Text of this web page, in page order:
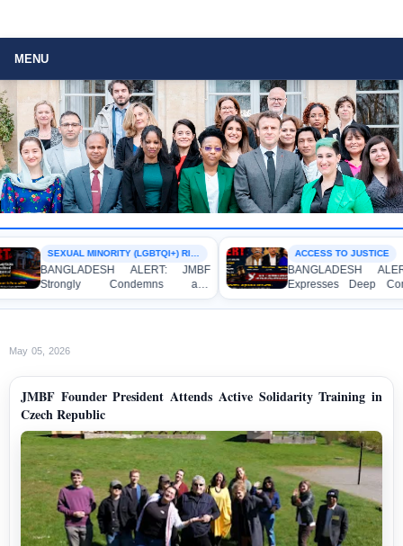
MENU
SEXUAL MINORITY (LGBTQI+) RIGHTS
BANGLADESH ALERT: JMBF
Strongly Condemns and
Expresses Deep Concern over the
Detention of Two Individuals on
ACCESS TO JUSTICE
BANGLADESH
Expresses Deep
Strong Condemnation
Indictment of Four
May 05, 2026
JMBF Founder President Attends Active Solidarity Training in
Czech Republic